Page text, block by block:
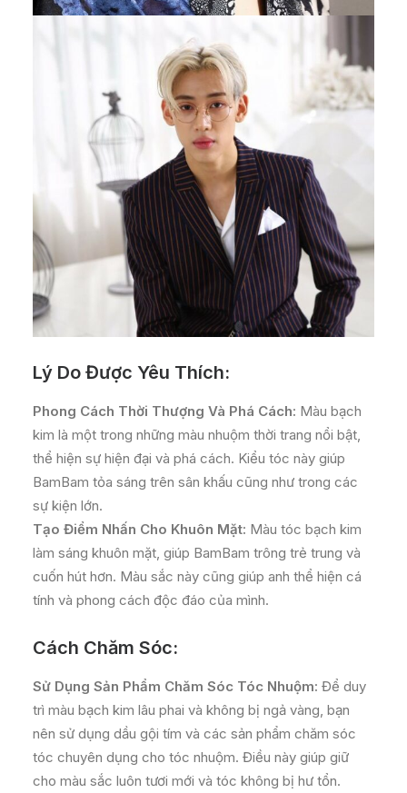
Lý Do Được Yêu Thích:
Phong Cách Thời Thượng Và Phá Cách: Màu bạch
kim là một trong những màu nhuộm thời trang nổi bật,
thể hiện sự hiện đại và phá cách. Kiểu tóc này giúp
BamBam tỏa sáng trên sân khấu cũng như trong các
sự kiện lớn.
Tạo Điểm Nhấn Cho Khuôn Mặt: Màu tóc bạch kim
làm sáng khuôn mặt, giúp BamBam trông trẻ trung và
cuốn hút hơn. Màu sắc này cũng giúp anh thể hiện cá
tính và phong cách độc đáo của mình.
Cách Chăm Sóc:
Sử Dụng Sản Phẩm Chăm Sóc Tóc Nhuộm: Để duy
trì màu bạch kim lâu phai và không bị ngả vàng, bạn
nên sử dụng dầu gội tím và các sản phẩm chăm sóc
tóc chuyên dụng cho tóc nhuộm. Điều này giúp giữ
cho màu sắc luôn tươi mới và tóc không bị hư tổn.